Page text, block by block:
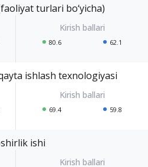
turlari bo‘yicha)
80.6 62.1
ishlash texnologiyasi
69.4 59.8
ishi